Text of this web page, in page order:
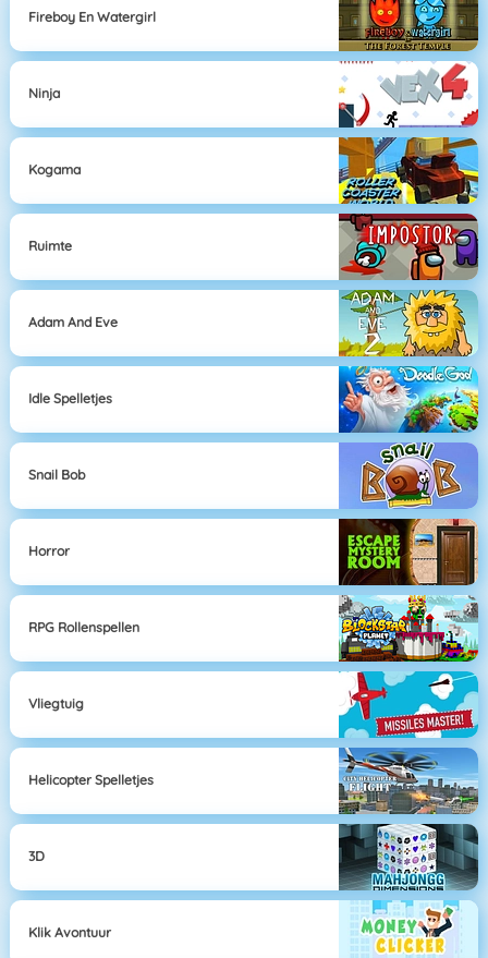
Fireboy En Watergirl
Ninja
Kogama
Ruimte
Adam And Eve
Idle Spelletjes
Snail Bob
Horror
RPG Rollenspellen
Vliegtuig
Helicopter Spelletjes
3D
Klik Avontuur